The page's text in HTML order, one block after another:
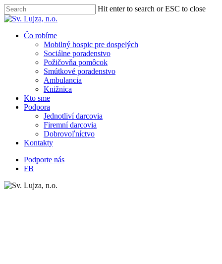
Skip
to
content
Hit enter to search or ESC to close
Close
Menu
Čo robíme
Mobilný hospic pre dospelých
Sociálne poradenstvo
Požičovňa pomôcok
Smútkové poradenstvo
Ambulancia
Knižnica
Kto sme
Podpora
Jednotliví darcovia
Firemní darcovia
Dobrovoľníctvo
Kontakty
Podporte nás
FB